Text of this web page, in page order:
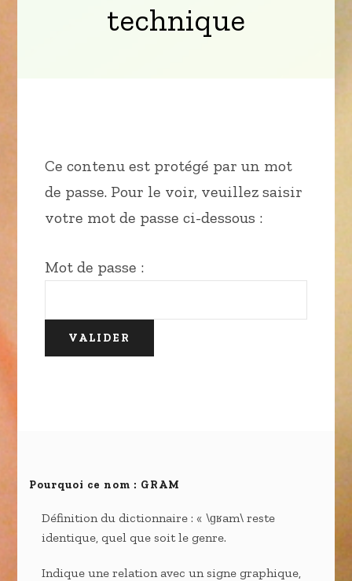
technique
Ce contenu est protégé par un mot
de passe. Pour le voir, veuillez saisir
votre mot de passe ci-dessous :
Mot de passe :
Pourquoi ce nom : GRAM
Définition du dictionnaire : « \ɡʁam\ reste
identique, quel que soit le genre.
Indique une relation avec un signe graphique,